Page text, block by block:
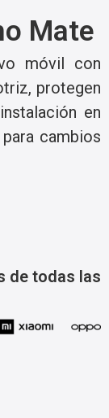
Mate
móvil con
protegen
en
cambios
de todas las